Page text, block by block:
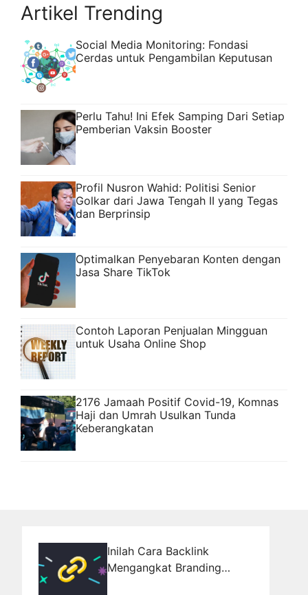
Artikel Trending
Social Media Monitoring: Fondasi
Cerdas untuk Pengambilan Keputusan
Perlu Tahu! Ini Efek Samping Dari Setiap
Pemberian Vaksin Booster
Profil Nusron Wahid: Politisi Senior
Golkar dari Jawa Tengah II yang Tegas
dan Berprinsip
Optimalkan Penyebaran Konten dengan
Jasa Share TikTok
Contoh Laporan Penjualan Mingguan
untuk Usaha Online Shop
2176 Jamaah Positif Covid-19, Komnas
Haji dan Umrah Usulkan Tunda
Keberangkatan
Inilah Cara Backlink
Mengangkat Branding